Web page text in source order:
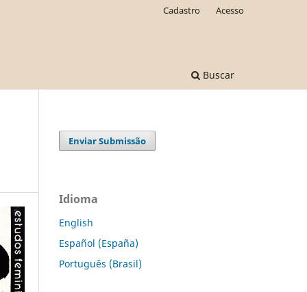
Buscar
Cadastro Acesso
Enviar Submissão
Idioma
English
Español (España)
Português (Brasil)